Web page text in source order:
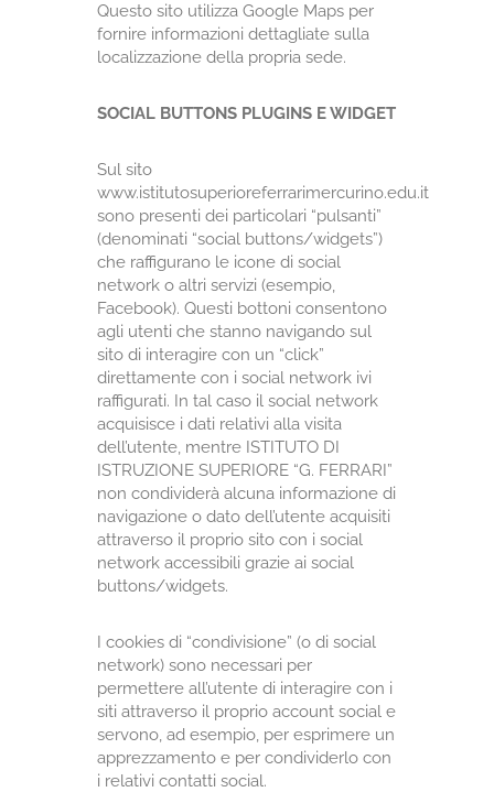
Questo sito utilizza Google Maps per
fornire informazioni dettagliate sulla
localizzazione della propria sede.
SOCIAL BUTTONS PLUGINS E WIDGET
Sul sito
www.istitutosuperioreferrarimercurino.edu.it
sono presenti dei particolari “pulsanti”
(denominati “social buttons/widgets”)
che raffigurano le icone di social
network o altri servizi (esempio,
Facebook). Questi bottoni consentono
agli utenti che stanno navigando sul
sito di interagire con un “click”
direttamente con i social network ivi
raffigurati. In tal caso il social network
acquisisce i dati relativi alla visita
dell’utente, mentre ISTITUTO DI
ISTRUZIONE SUPERIORE “G. FERRARI”
non condividerà alcuna informazione di
navigazione o dato dell’utente acquisiti
attraverso il proprio sito con i social
network accessibili grazie ai social
buttons/widgets.
I cookies di “condivisione” (o di social
network) sono necessari per
permettere all’utente di interagire con i
siti attraverso il proprio account social e
servono, ad esempio, per esprimere un
apprezzamento e per condividerlo con
i relativi contatti social.